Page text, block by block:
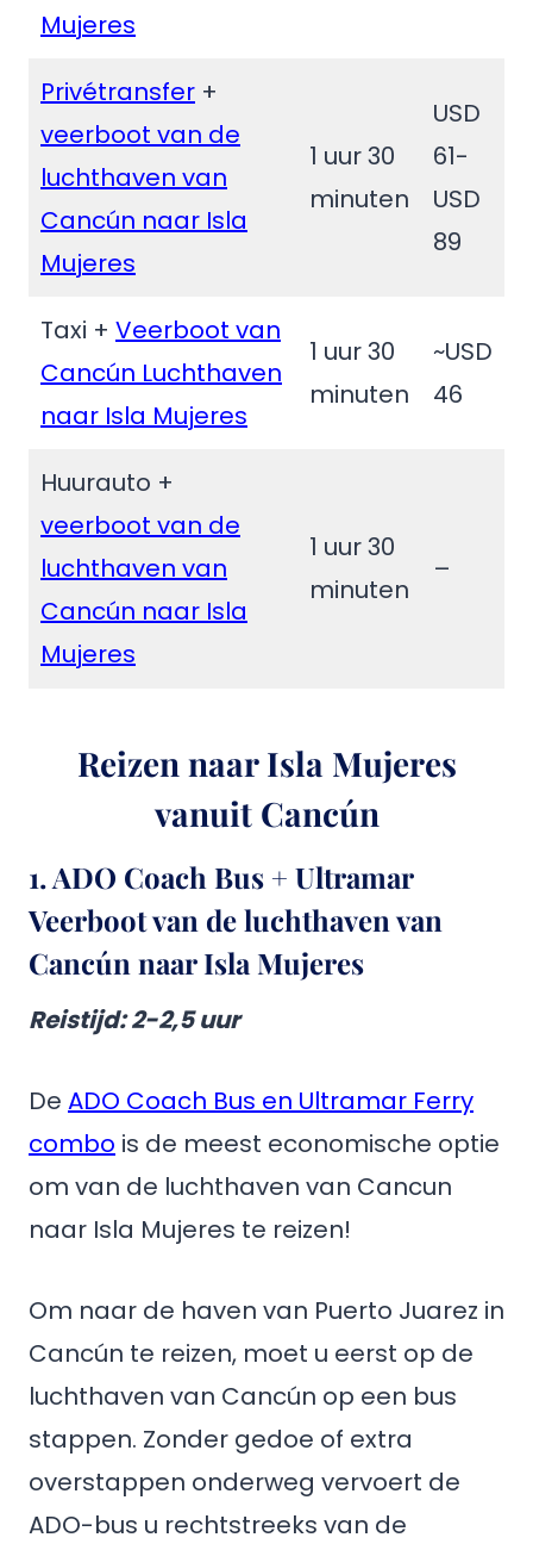
Mujeres
Privétransfer +
veerboot van de
luchthaven van
Cancún naar Isla
Mujeres
1 uur 30
minuten
USD
61-
USD
89
Taxi + Veerboot van
Cancún Luchthaven
naar Isla Mujeres
1 uur 30
minuten
~USD
46
Huurauto +
veerboot van de
luchthaven van
Cancún naar Isla
Mujeres
1 uur 30
minuten
–
Reizen naar Isla Mujeres
vanuit Cancún
1. ADO Coach Bus + Ultramar
Veerboot van de luchthaven van
Cancún naar Isla Mujeres
Reistijd: 2-2,5 uur
De ADO Coach Bus en Ultramar Ferry
combo is de meest economische optie
om van de luchthaven van Cancun
naar Isla Mujeres te reizen!
Om naar de haven van Puerto Juarez in
Cancún te reizen, moet u eerst op de
luchthaven van Cancún op een bus
stappen. Zonder gedoe of extra
overstappen onderweg vervoert de
ADO-bus u rechtstreeks van de